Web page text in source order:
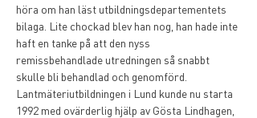
höra om han läst utbildningsdepartementets
bilaga. Lite chockad blev han nog, han hade inte
haft en tanke på att den nyss
remissbehandlade utredningen så snabbt
skulle bli behandlad och genomförd.
Lantmäteriutbildningen i Lund kunde nu starta
1992 med ovärderlig hjälp av Gösta Lindhagen,